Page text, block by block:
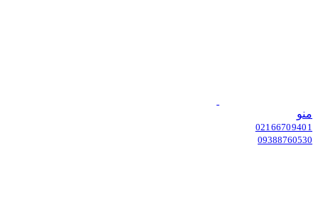
منو
02166709401
09388760530